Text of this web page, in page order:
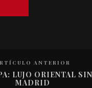
ANTERIOR
LUJO ORIENTAL
MADRID